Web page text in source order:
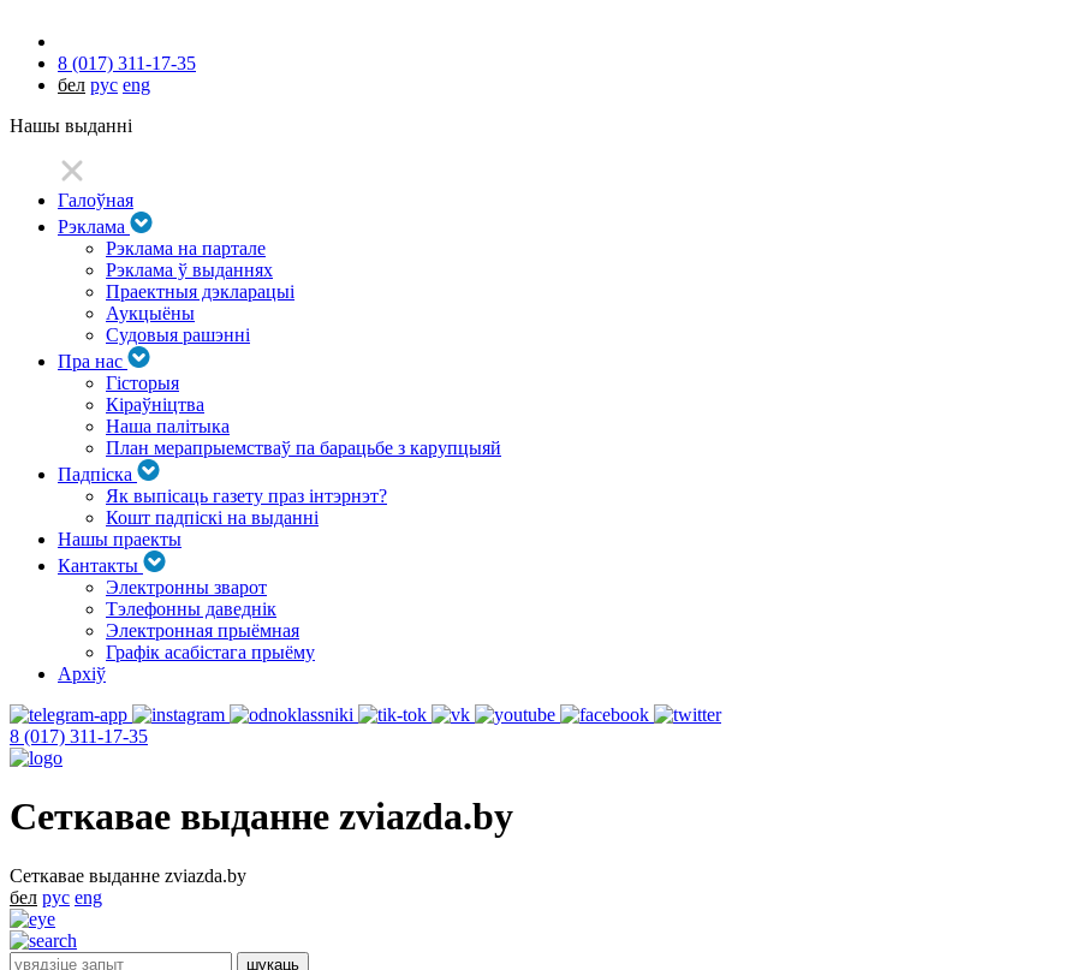
8 (017) 311-17-35
бел рус eng
Нашы выданні
Галоўная
Рэклама
Рэклама на партале
Рэклама ў выданнях
Праектныя дэкларацыі
Аукцыёны
Судовыя рашэнні
Пра нас
Гісторыя
Кіраўніцтва
Наша палітыка
План мерапрыемстваў па барацьбе з карупцыяй
Падпіска
Як выпісаць газету праз інтэрнэт?
Кошт падпіскі на выданні
Нашы праекты
Кантакты
Электронны зварот
Тэлефонны даведнік
Электронная прыёмная
Графік асабістага прыёму
Архіў
8 (017) 311-17-35
Сеткавае выданне zviazda.by
Сеткавае выданне zviazda.by
бел рус eng